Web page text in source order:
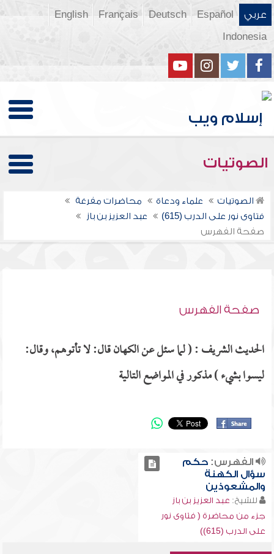
عربي Español
Deutsch
Français
English
Indonesia
الصوتيات
الصوتيات علماء ودعاة
محاضرات مفرغة
فتاوى نور على الدرب (615)
عبد العزيز بن باز
صفحة الفهرس
صفحة الفهرس
الحديث الشريف : ( لما سئل عن الكهان قال: لا تأتوهم، وقال:
ليسوا بشيء ) مذكور في المواضع التالية
الفهرس:حكم
سؤال الكهنة
والمشعوذين
للشيخ: عبد العزيز بن باز
جزء من محاضرة ( فتاوى نور
على الدرب (615))